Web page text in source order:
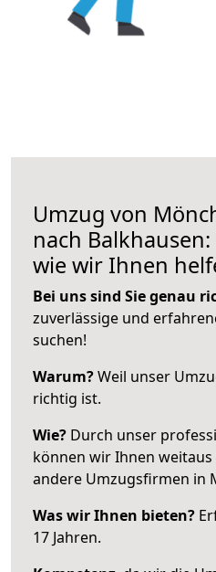
Umzug von
nach
wie wir Ihnen
Bei uns sind Sie genau
zuverlässige und
suchen!
Warum?Weil unser
richtig ist.
Wie? Durch unser
können wir Ihnen
andere Umzugsfirmen in
Was wir Ihnen bieten?
17 Jahren.